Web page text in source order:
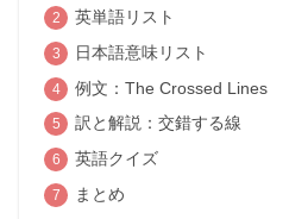
英単語リスト
日本語意味リスト
例文：The Crossed Lines
訳と解説：交錯する線
英語クイズ
まとめ